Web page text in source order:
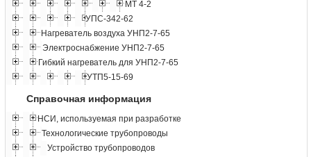
МТ 4-2
УПС-342-62
Нагреватель воздуха УНП2-7-65
Электроснабжение УНП2-7-65
Гибкий нагреватель для УНП2-7-65
УТП5-15-69
Справочная информация
НСИ, используемая при разработке
Технологические трубопроводы
Устройство трубопроводов